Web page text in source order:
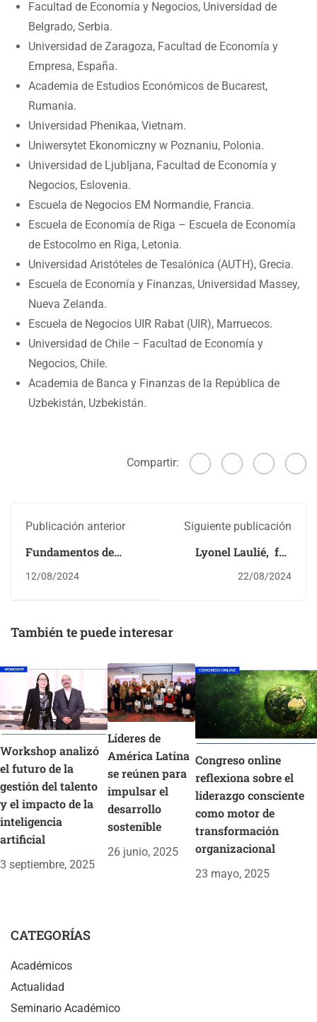
Facultad de Economía y Negocios, Universidad de
Belgrado, Serbia.
Universidad de Zaragoza, Facultad de Economía y
Empresa, España.
Academia de Estudios Económicos de Bucarest,
Rumania.
Universidad Phenikaa, Vietnam.
Uniwersytet Ekonomiczny w Poznaniu, Polonia.
Universidad de Ljubljana, Facultad de Economía y
Negocios, Eslovenia.
Escuela de Negocios EM Normandie, Francia.
Escuela de Economía de Riga – Escuela de Economía
de Estocolmo en Riga, Letonia.
Universidad Aristóteles de Tesalónica (AUTH), Grecia.
Escuela de Economía y Finanzas, Universidad Massey,
Nueva Zelanda.
Escuela de Negocios UIR Rabat (UIR), Marruecos.
Universidad de Chile – Facultad de Economía y
Negocios, Chile.
Academia de Banca y Finanzas de la República de
Uzbekistán, Uzbekistán.
Compartir:
Publicación anterior
Fundamentos de
Contabilidad
Contabilidad
12/08/2024
Siguiente publicación
Lyonel Laulié, fue
nombrado editor
22/08/2024
También te puede interesar
Workshop analizó
el futuro de la
gestión del talento
y el impacto de la
inteligencia
artificial
3 septiembre, 2025
Líderes de
América Latina
se reúnen para
impulsar el
desarrollo
sostenible
26 junio, 2025
Congreso online
reflexiona sobre el
liderazgo consciente
como motor de
transformación
organizacional
23 mayo, 2025
CATEGORÍAS
Académicos
Actualidad
Seminario Académico